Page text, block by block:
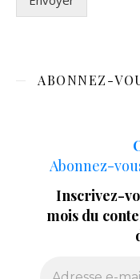
ABONNEZ-
Abonnez-
Inscrivez-
mois du